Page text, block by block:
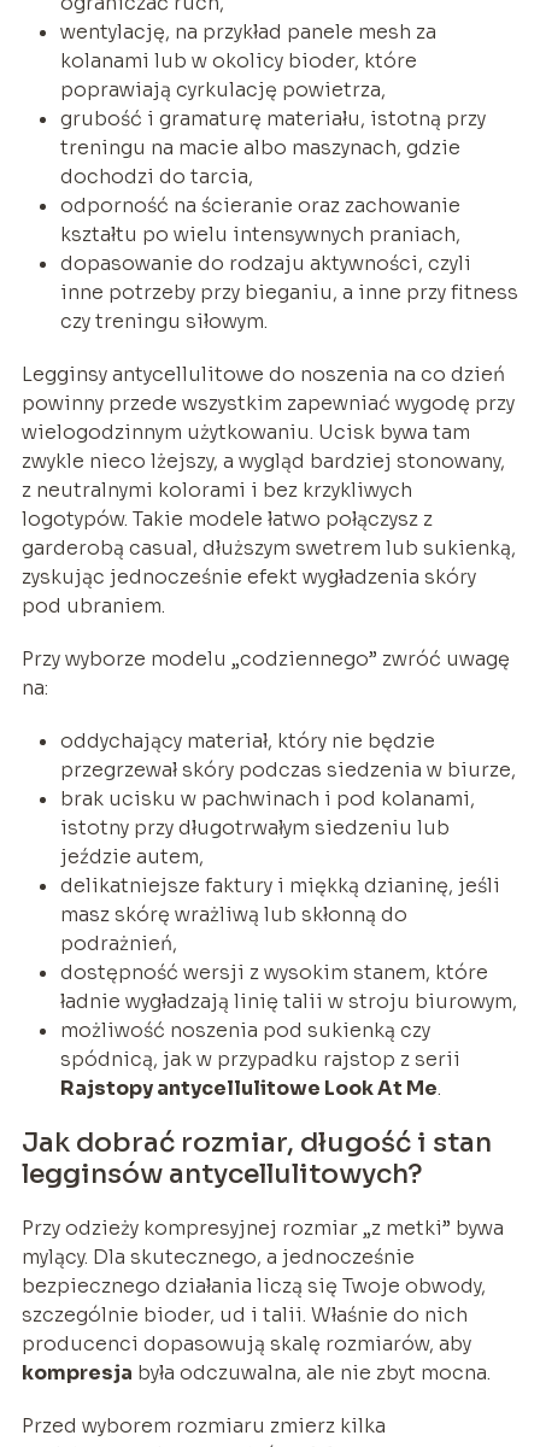
wentylację, na przykład panele mesh za
kolanami lub w okolicy bioder, które
poprawiają cyrkulację powietrza,
grubość i gramaturę materiału, istotną przy
treningu na macie albo maszynach, gdzie
dochodzi do tarcia,
odporność na ścieranie oraz zachowanie
kształtu po wielu intensywnych praniach,
dopasowanie do rodzaju aktywności, czyli
inne potrzeby przy bieganiu, a inne przy fitness
czy treningu siłowym.
Legginsy antycellulitowe do noszenia na co dzień
powinny przede wszystkim zapewniać wygodę przy
wielogodzinnym użytkowaniu. Ucisk bywa tam
zwykle nieco lżejszy, a wygląd bardziej stonowany,
z neutralnymi kolorami i bez krzykliwych
logotypów. Takie modele łatwo połączysz z
garderobą casual, dłuższym swetrem lub sukienką,
zyskując jednocześnie efekt wygładzenia skóry
pod ubraniem.
Przy wyborze modelu „codziennego” zwróć uwagę
na:
oddychający materiał, który nie będzie
przegrzewał skóry podczas siedzenia w biurze,
brak ucisku w pachwinach i pod kolanami,
istotny przy długotrwałym siedzeniu lub
jeździe autem,
delikatniejsze faktury i miękką dzianinę, jeśli
masz skórę wrażliwą lub skłonną do
podrażnień,
dostępność wersji z wysokim stanem, które
ładnie wygładzają linię talii w stroju biurowym,
możliwość noszenia pod sukienką czy
spódnicą, jak w przypadku rajstop z serii
Rajstopy antycellulitowe Look At Me.
Jak dobrać rozmiar, długość i stan
legginsów antycellulitowych?
Przy odzieży kompresyjnej rozmiar „z metki” bywa
mylący. Dla skutecznego, a jednocześnie
bezpiecznego działania liczą się Twoje obwody,
szczególnie bioder, ud i talii. Właśnie do nich
producenci dopasowują skalę rozmiarów, aby
kompresja była odczuwalna, ale nie zbyt mocna.
Przed wyborem rozmiaru zmierz kilka